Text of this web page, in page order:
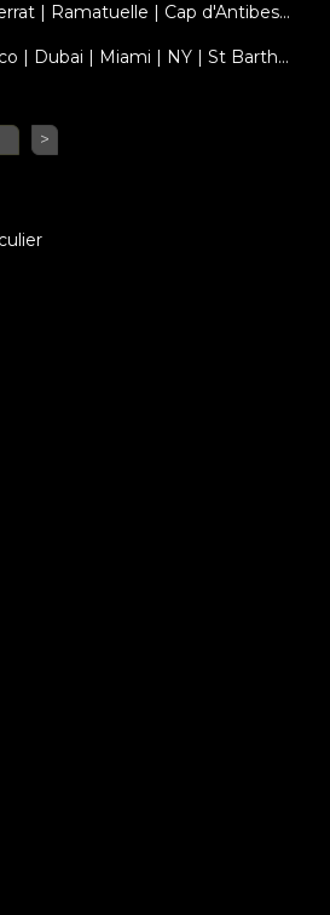
| Ramatuelle | Cap d'Antibes...
| Dubai | Miami | NY | St Barth…
>